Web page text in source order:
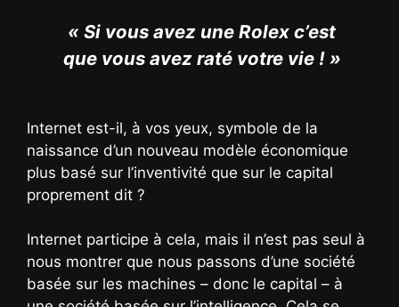
« Si vous avez une Rolex c’est
que vous avez raté votre vie ! »
Internet est-il, à vos yeux, symbole de la
naissance d’un nouveau modèle économique
plus basé sur l’inventivité que sur le capital
proprement dit ?
Internet participe à cela, mais il n’est pas seul à
nous montrer que nous passons d’une société
basée sur les machines – donc le capital – à